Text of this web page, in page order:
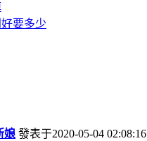
要多少
娘 發表于2020-05-04 02:08:16